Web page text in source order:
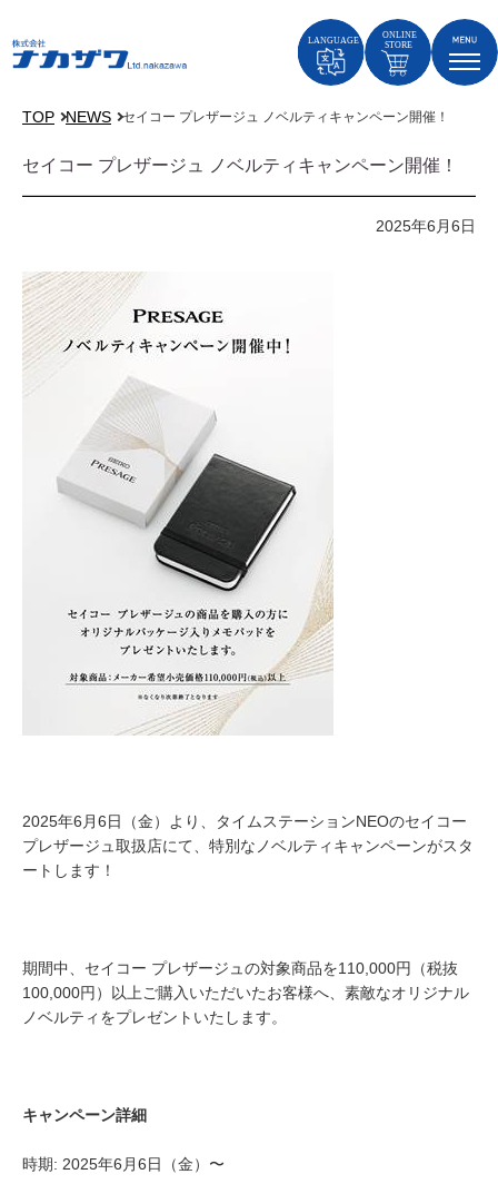
TOP NEWS セイコー プレザージュ ノベルティキャンペーン開催！
セイコー プレザージュ ノベルティキャンペーン開催！
2025年6月6日
2025年6月6日（金）より、タイムステーションNEOのセイコー
プレザージュ取扱店にて、特別なノベルティキャンペーンがスタ
ートします！
期間中、セイコー プレザージュの対象商品を110,000円（税抜
100,000円）以上ご購入いただいたお客様へ、素敵なオリジナル
ノベルティをプレゼントいたします。
キャンペーン詳細
時期: 2025年6月6日（金）〜